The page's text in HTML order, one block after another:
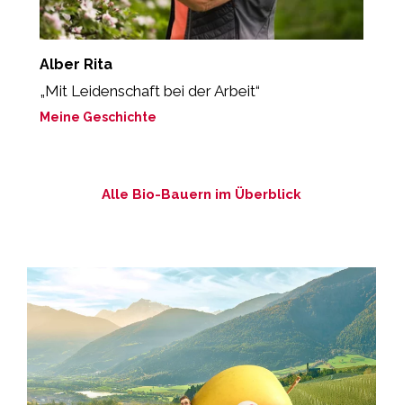
Alber Rita
„Mit Leidenschaft bei der Arbeit“
Meine Geschichte
Alle Bio-Bauern im Überblick